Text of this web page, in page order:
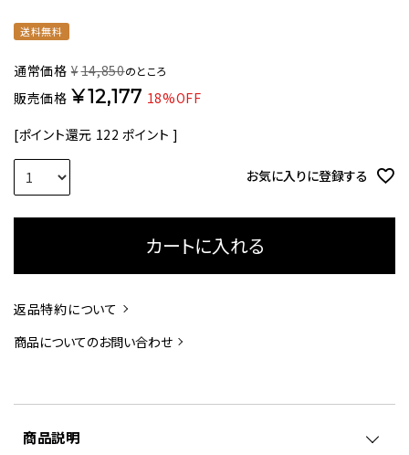
送料無料
通常価格 ¥14,850のところ
販売価格 ¥12,177 18%OFF
[ポイント還元 122 ポイント ]
お気に入りに登録する
カートに入れる
返品特約について
商品についてのお問い合わせ
商品説明